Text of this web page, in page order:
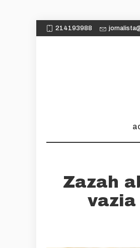
214193988
Zazah